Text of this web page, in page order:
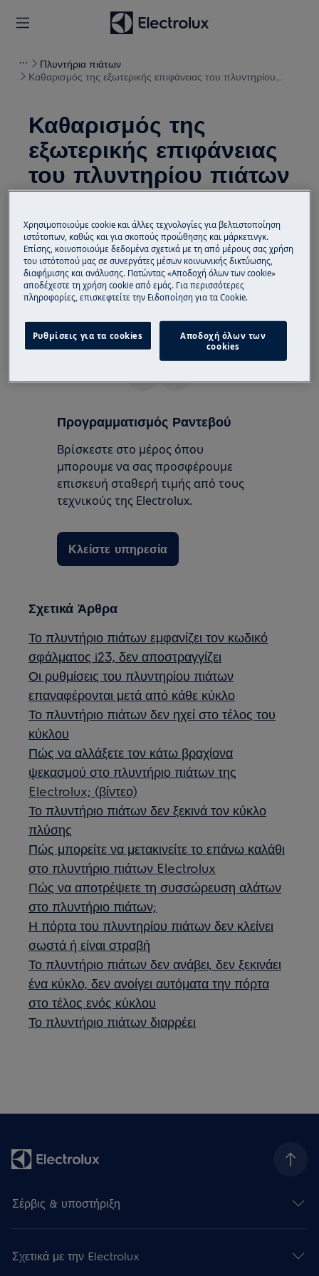
Πλυντήρια πιάτων
Καθαρισμός της εξωτερικής επιφάνειας του πλυντηρίου
Καθαρισμός της
εξωτερικής επιφάνειας
του πλυντηρίου πιάτων
Καθαρίστε τη συσκευή με ένα υγρό,
μαλακό πανί. Χρησιμοποιείτε μόνο
ουδέτερα απορρυπαντικά.
Μη χρησιμοποιείτε λειαντικά προϊόντα,
σφουγγαράκια που χαράσσουν ή
διαλύτες.
Ήταν αυτό το άρθρο χρήσιμο;
Προγραμματισμός Ραντεβού
Βρίσκεστε στο μέρος όπου
μπορουμε να σας προσφέρουμε
επισκευή σταθερή τιμής από τους
τεχνικούς της Electrolux.
Κλείστε υπηρεσία
Σχετικά Άρθρα
Το πλυντήριο πιάτων εμφανίζει τον κωδικό
σφάλματος i23, δεν αποστραγγίζει
Οι ρυθμίσεις του πλυντηρίου πιάτων
επαναφέρονται μετά από κάθε κύκλο
Το πλυντήριο πιάτων δεν ηχεί στο τέλος του
κύκλου
Πώς να αλλάξετε τον κάτω βραχίονα
ψεκασμού στο πλυντήριο πιάτων της
Electrolux; (βίντεο)
Το πλυντήριο πιάτων δεν ξεκινά τον κύκλο
πλύσης
Πώς μπορείτε να μετακινείτε το επάνω καλάθι
στο πλυντήριο πιάτων Electrolux
Πώς να αποτρέψετε τη συσσώρευση αλάτων
στο πλυντήριο πιάτων;
Η πόρτα του πλυντηρίου πιάτων δεν κλείνει
σωστά ή είναι στραβή
Το πλυντήριο πιάτων δεν ανάβει, δεν ξεκινάει
ένα κύκλο, δεν ανοίγει αυτόματα την πόρτα
στο τέλος ενός κύκλου
Το πλυντήριο πιάτων διαρρέει
Σέρβις & υποστήριξη
Σχετικά με την Electrolux
Χρησιμοποιούμε cookie και άλλες τεχνολογίες για βελτιστοποίηση
ιστότοπων, καθώς και για σκοπούς προώθησης και μάρκετινγκ.
Επίσης, κοινοποιούμε δεδομένα σχετικά με τη από μέρους σας χρήση
του ιστότοπού μας σε συνεργάτες μέσων κοινωνικής δικτύωσης,
διαφήμισης και ανάλυσης. Πατώντας «Αποδοχή όλων των cookie»
αποδέχεστε τη χρήση cookie από εμάς. Για περισσότερες
πληροφορίες, επισκεφτείτε την Ειδοποίηση για τα Cookie.
Ρυθμίσεις για τα cookies
Αποδοχή όλων των
cookies